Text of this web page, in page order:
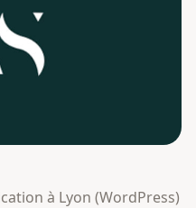
à Lyon (WordPress)